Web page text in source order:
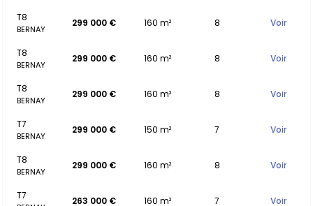
T8
BERNAY
299 000 € 160 m² 8 Voir
T8
BERNAY
299 000 € 160 m² 8 Voir
T8
BERNAY
299 000 € 160 m² 8 Voir
T7
BERNAY
299 000 € 150 m² 7 Voir
T8
BERNAY
299 000 € 160 m² 8 Voir
T7 263 000 € 160 m² 7 Voir